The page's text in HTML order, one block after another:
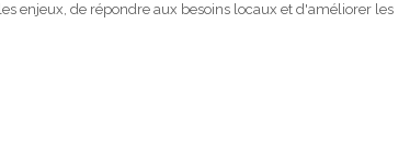
enjeux, de répondre aux besoins locaux et d'améliorer les